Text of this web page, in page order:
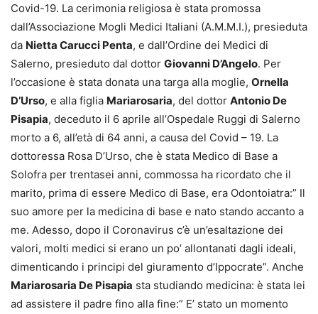
Covid-19. La cerimonia religiosa è stata promossa
dall’Associazione Mogli Medici Italiani (A.M.M.I.), presieduta
da Nietta Carucci Penta, e dall’Ordine dei Medici di
Salerno, presieduto dal dottor Giovanni D’Angelo. Per
l’occasione è stata donata una targa alla moglie, Ornella
D’Urso, e alla figlia Mariarosaria, del dottor Antonio De
Pisapia, deceduto il 6 aprile all’Ospedale Ruggi di Salerno
morto a 6, all’età di 64 anni, a causa del Covid – 19. La
dottoressa Rosa D’Urso, che è stata Medico di Base a
Solofra per trentasei anni, commossa ha ricordato che il
marito, prima di essere Medico di Base, era Odontoiatra:” Il
suo amore per la medicina di base e nato stando accanto a
me. Adesso, dopo il Coronavirus c’è un’esaltazione dei
valori, molti medici si erano un po’ allontanati dagli ideali,
dimenticando i principi del giuramento d’Ippocrate”. Anche
Mariarosaria De Pisapia sta studiando medicina: è stata lei
ad assistere il padre fino alla fine:” E’ stato un momento